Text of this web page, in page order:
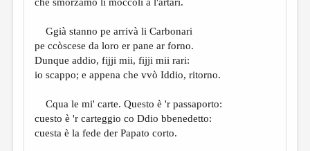
che smorzamo li moccoli a l'artari.
Ggià stanno pe arrivà li Carbonari
pe ccòscese da loro er pane ar forno.
Dunque addio, fijji mii, fijji mii rari:
io scappo; e appena che vvò Iddio, ritorno.
Cqua le mi' carte. Questo è 'r passaporto:
cuesto è 'r carteggio co Ddio bbenedetto:
cuesta è la fede der Papato corto.